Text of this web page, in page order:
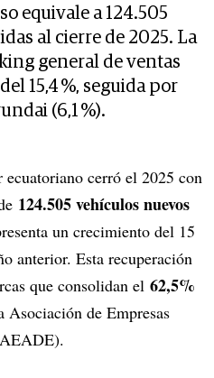
equivale a 124.505
al cierre de 2025. La
general de ventas
15,4 %, seguida por
(6,1 %).
cerró el 2025 con
124.505 vehículos nuevos
un crecimiento del 15
anterior. Esta recuperación
que consolidan el 62,5%
Asociación de Empresas